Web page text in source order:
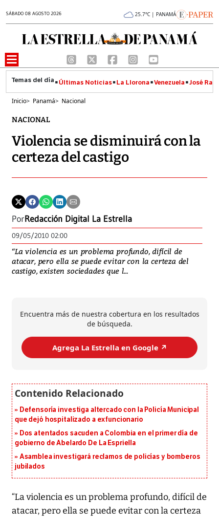
SÁBADO 08 AGOSTO 2026 25.7°C | PANAMÁ
Últimas Noticias La Llorona Venezuela José
Inicio> Panamá> Nacional
NACIONAL
Violencia se disminuirá con la
certeza del castigo
PorRedacción Digital La Estrella
09/05/2010 02:00
“La violencia es un problema profundo, difícil de
atacar, pero ella se puede evitar con la certeza del
castigo, existen sociedades que l...
Encuentra más de nuestra cobertura en los resultados
de búsqueda.
Agrega La Estrella en Google ↗️
Defensoría investiga altercado con la Policía Municipal
que dejó hospitalizado a exfuncionario
Dos atentados sacuden a Colombia en el primer día de
gobierno de Abelardo De La Espriella
Asamblea investigará reclamos de policías y bomberos
jubilados
“La violencia es un problema profundo, difícil de
atacar, pero ella se puede evitar con la certeza